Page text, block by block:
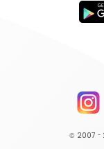
© 2007 -